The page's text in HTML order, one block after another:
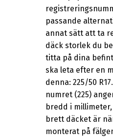
passande
annat sätt att ta
däck storlek du
titta på dina
ska leta efter en
denna: 225/50
numret (225)
bredd i
brett däcket är
monterat på